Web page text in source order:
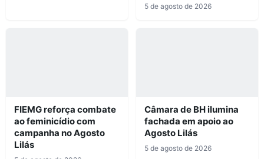
5 de agosto de 2026
FIEMG reforça combate
ao feminicídio com
campanha no Agosto
Lilás
Câmara de BH ilumina
fachada em apoio ao
Agosto Lilás
5 de agosto de 2026